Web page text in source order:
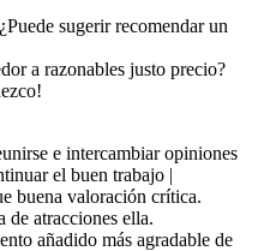
sugerir recomendar un
a razonables justo precio?
e intercambiar opiniones
el buen trabajo |
buena valoración crítica.
de atracciones ella.
añadido más agradable de